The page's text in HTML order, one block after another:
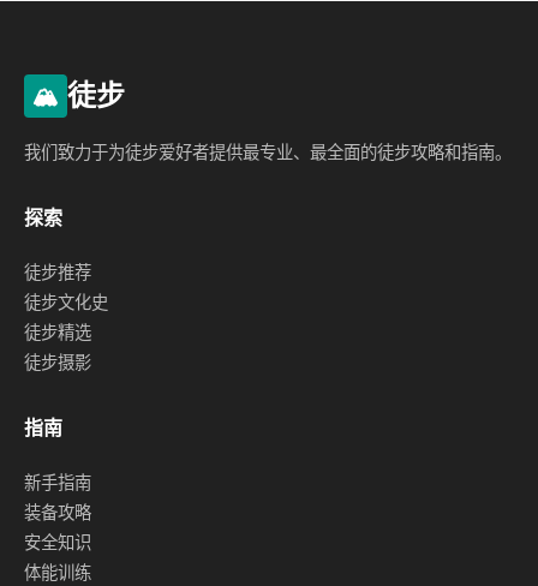
🏔️ 徒步
我们致力于为徒步爱好者提供最专业、最全面的徒步攻略和指南。
探索
徒步推荐
徒步文化史
徒步精选
徒步摄影
指南
新手指南
装备攻略
安全知识
体能训练